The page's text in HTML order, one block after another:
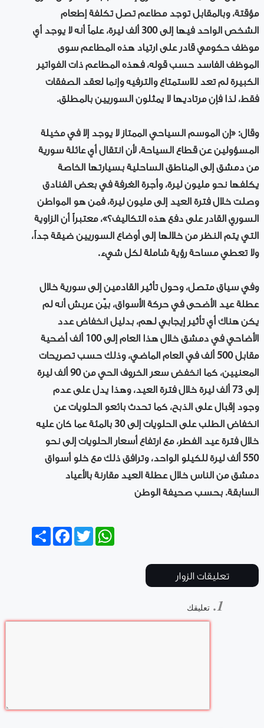
مؤقتة، وبالمقابل توجد مطاعم تصل تكلفة إطعام
الشخص الواحد فيها إلى 300 ألف ليرة، علماً أنه لا يوجد أي
موظف حكومي قادر على ارتياد هذه المطاعم سوى
الموظف الفاسد حسب قوله، فهذه المطاعم ذات الفواتير
الكبيرة لم تعد للاستمتاع والترفيه وإنما لعقد الصفقات
فقط، لذا فإن مرتاديها لا يمثلون السوريين بالمطلق.
وقال: «إن الموسم السياحي الممتاز لا يوجد إلا في مخيلة
المسؤولين عن قطاع السياحة، لأن انتقال أي عائلة سورية
من دمشق إلى المناطق الساحلية بسيارتها الخاصة
يكلفها نحو مليون ليرة، وأجرة الغرفة في بعض الفنادق
وصلت خلال فترة العيد إلى مليون ليرة، فمن هو المواطن
السوري القادر على دفع هذه التكاليف؟»، معتبراً أن الزاوية
التي يتم النظر من خلالها إلى أوضاع السوريين ضيقة جداً،
ولا تعطي مساحة رؤية شاملة لكل شيء.
وفي سياق متصل، وحول تأثير القادمين إلى سورية خلال
عطلة عيد الأضحى في حركة الأسواق، بيّن عربش أنه لم
يكن هناك أي تأثير إيجابي لهم، بدليل انخفاض عدد
الأضاحي في دمشق خلال هذا العام إلى 100 ألف أضحية
مقابل 500 ألف في العام الماضي، وذلك حسب تصريحات
المعنيين، كما انخفض سعر الخروف الحي من 90 ألف ليرة
إلى 73 ألف ليرة خلال فترة العيد، وهذا يدل على عدم
وجود إقبال على الذبح، كما تحدث بائعو الحلويات عن
انخفاض الطلب على الحلويات إلى 30 بالمئة عما كان عليه
خلال فترة عيد الفطر، مع ارتفاع أسعار الحلويات إلى نحو
550 ألف ليرة للكيلو الواحد، وترافق ذلك مع خلو أسواق
دمشق من الناس خلال عطلة العيد مقارنة بالأعياد
السابقة. بحسب صحيفة الوطن
Share
FacebookTwitter
WhatsApp
تعليقات الزوار
تعليقك